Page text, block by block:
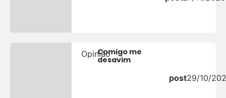
OpiniãoComigo me
desavim
post29/10/